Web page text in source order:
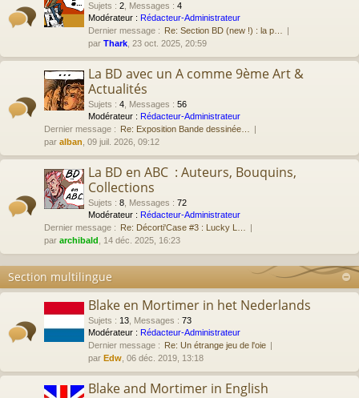
Sujets : 2 Messages : 4
Modérateur : Rédacteur-Administrateur
Dernier message : Re: Section BD (new !) : la p…
par Thark , 23 oct. 2025, 20:59
La BD avec un A comme 9ème Art &
Actualités
Sujets : 4 Messages : 56
Modérateur : Rédacteur-Administrateur
Dernier message : Re: Exposition Bande dessinée…
par alban , 09 juil. 2026, 09:12
La BD en ABC : Auteurs, Bouquins,
Collections
Sujets : 8 Messages : 72
Modérateur : Rédacteur-Administrateur
Dernier message : Re: Décorti'Case #3 : Lucky L…
par archibald , 14 déc. 2025, 16:23
Section multilingue
Blake en Mortimer in het Nederlands
Sujets : 13 Messages : 73
Modérateur : Rédacteur-Administrateur
Dernier message : Re: Un étrange jeu de l'oie
par Edw , 06 déc. 2019, 13:18
Blake and Mortimer in English